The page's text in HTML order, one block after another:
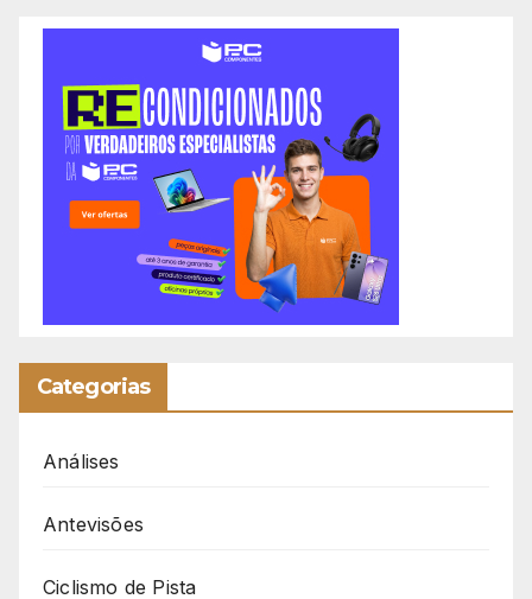
Categorias
Análises
Antevisões
Ciclismo de Pista